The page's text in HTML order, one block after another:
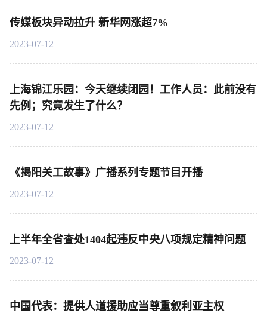
传媒板块异动拉升 新华网涨超7%
2023-07-12
上海锦江乐园：今天继续闭园！工作人员：此前没有
先例；究竟发生了什么？
2023-07-12
《揭阳关工故事》广播系列专题节目开播
2023-07-12
上半年全省查处1404起违反中央八项规定精神问题
2023-07-12
中国代表：提供人道援助应当尊重叙利亚主权